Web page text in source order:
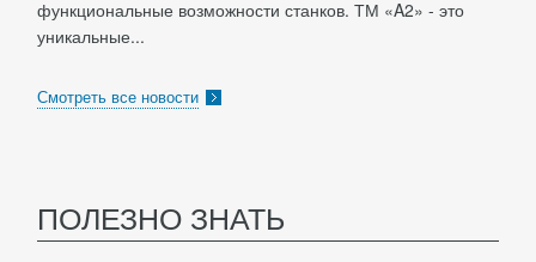
функциональные возможности станков. ТМ «A2» - это
уникальные...
Смотреть все новости
ПОЛЕЗНО ЗНАТЬ